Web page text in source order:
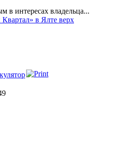
в интересах владельца...